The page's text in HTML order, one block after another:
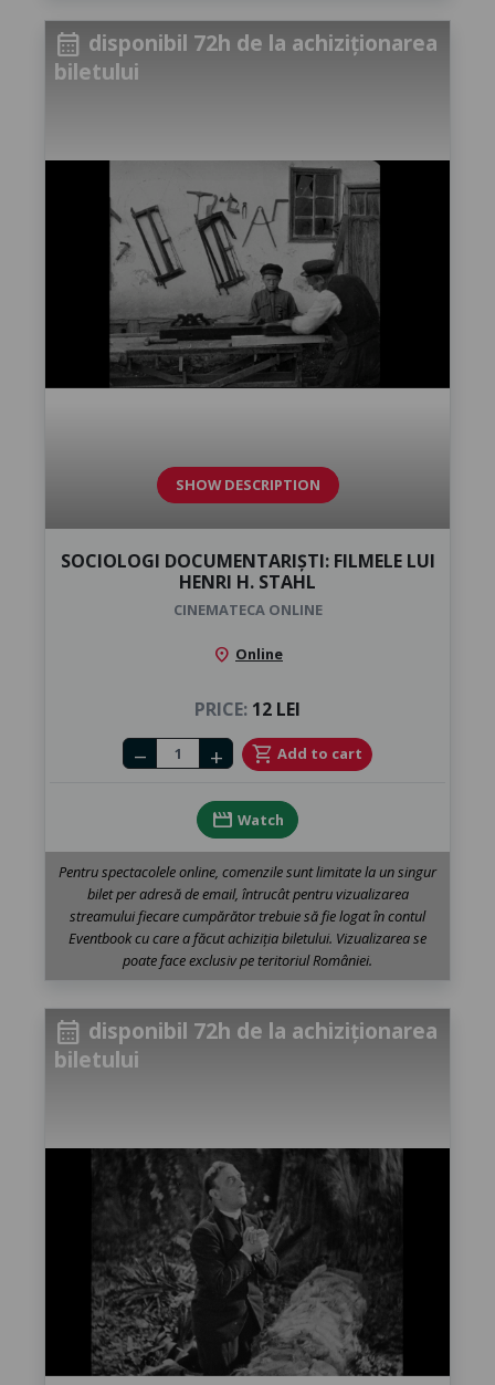
calendar_month disponibil 72h de la achiziționarea
biletului
SHOW DESCRIPTION
SOCIOLOGI DOCUMENTARIȘTI: FILMELE LUI
HENRI H. STAHL
CINEMATECA ONLINE
location_on Online
PRICE: 12 LEI
Number of tickets
remove add shopping_cart Add to cart
movie Watch
Pentru spectacolele online, comenzile sunt limitate la un singur
bilet per adresă de email, întrucât pentru vizualizarea
streamului fiecare cumpărător trebuie să fie logat în contul
Eventbook cu care a făcut achiziția biletului. Vizualizarea se
poate face exclusiv pe teritoriul României.
calendar_month disponibil 72h de la achiziționarea
biletului